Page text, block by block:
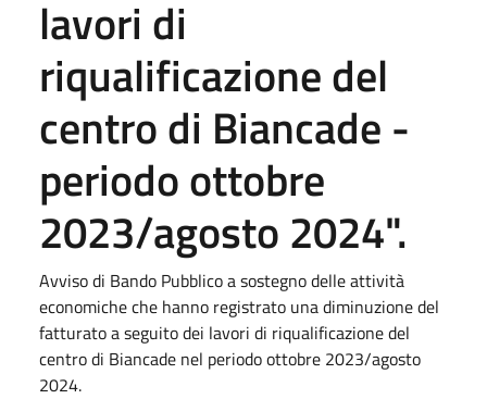
lavori di
riqualificazione del
centro di Biancade -
periodo ottobre
2023/agosto 2024".
Avviso di Bando Pubblico a sostegno delle attività
economiche che hanno registrato una diminuzione del
fatturato a seguito dei lavori di riqualificazione del
centro di Biancade nel periodo ottobre 2023/agosto
2024.